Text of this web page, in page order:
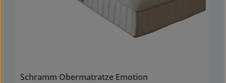
Schramm Obermatratze Emotion